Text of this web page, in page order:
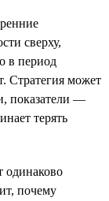
сверху,
в период
Стратегия может
показатели —
терять
одинаково
почему